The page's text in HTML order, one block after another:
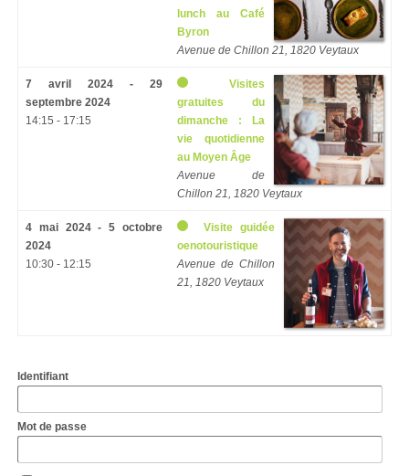
lunch au Café
Byron
Avenue de Chillon 21, 1820 Veytaux
7 avril 2024 - 29
septembre 2024
14:15 - 17:15
Visites
gratuites du
dimanche : La
vie quotidienne
au Moyen Âge
Avenue de
Chillon 21, 1820 Veytaux
4 mai 2024 - 5 octobre
2024
10:30 - 12:15
Visite guidée
oenotouristique
Avenue de Chillon
21, 1820 Veytaux
Identifiant
Mot de passe